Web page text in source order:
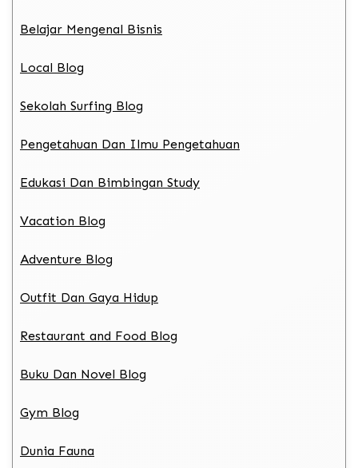
Belajar Mengenal Bisnis
Local Blog
Sekolah Surfing Blog
Pengetahuan Dan Ilmu Pengetahuan
Edukasi Dan Bimbingan Study
Vacation Blog
Adventure Blog
Outfit Dan Gaya Hidup
Restaurant and Food Blog
Buku Dan Novel Blog
Gym Blog
Dunia Fauna